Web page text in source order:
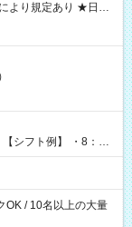
GET♪ お仕事後はコ
】試
OK / 10名以上の大量